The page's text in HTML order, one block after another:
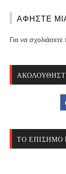
ΑΦΉΣΤΕ
Για να σχολιάσετε
ΤΟ ΕΠΊΣΗΜΟ